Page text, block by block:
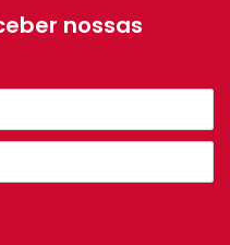
nossas